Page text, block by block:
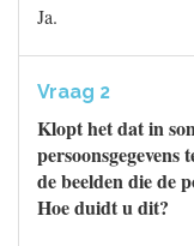
Ja.
Vraag 2
Klopt het dat in
de beelden die de
Hoe duidt u dit?